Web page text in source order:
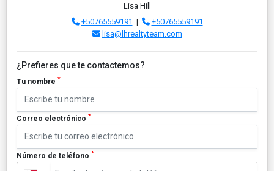
Lisa Hill
+50765559191 |
+50765559191
lisa@lhrealtyteam.com
¿Prefieres que te contactemos?
Tu nombre *
Correo electrónico *
Número de teléfono *